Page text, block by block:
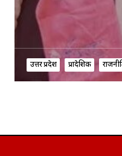
उत्तर प्रदेश प्रादेशिक